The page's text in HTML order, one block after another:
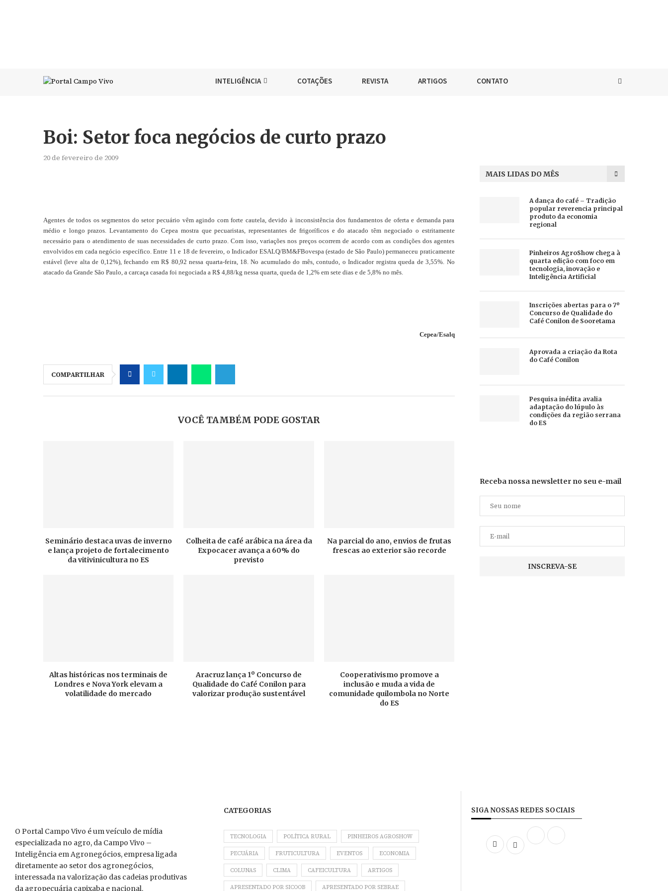
INTELIGÊNCIA COTAÇÕES REVISTA ARTIGOS CONTATO
Boi: Setor foca negócios de curto prazo
20 de fevereiro de 2009
Agentes de todos os segmentos do setor pecuário vêm agindo com forte cautela, devido à inconsistência dos fundamentos de oferta e demanda para
médio e longo prazos. Levantamento do Cepea mostra que pecuaristas, representantes de frigoríficos e do atacado têm negociado o estritamente
necessário para o atendimento de suas necessidades de curto prazo. Com isso, variações nos preços ocorrem de acordo com as condições dos agentes
envolvidos em cada negócio específico. Entre 11 e 18 de fevereiro, o Indicador ESALQ/BM&FBovespa (estado de São Paulo) permaneceu praticamente
estável (leve alta de 0,12%), fechando em R$ 80,92 nessa quarta-feira, 18. No acumulado do mês, contudo, o Indicador registra queda de 3,55%. No
atacado da Grande São Paulo, a carcaça casada foi negociada a R$ 4,88/kg nessa quarta, queda de 1,2% em sete dias e de 5,8% no mês.
Cepea/Esalq
COMPARTILHAR
VOCÊ TAMBÉM PODE GOSTAR
Seminário destaca uvas de inverno
e lança projeto de fortalecimento
da vitivinicultura no ES
Colheita de café arábica na área da
Expocacer avança a 60% do
previsto
Na parcial do ano, envios de frutas
frescas ao exterior são recorde
Altas históricas nos terminais de
Londres e Nova York elevam a
volatilidade do mercado
Aracruz lança 1º Concurso de
Qualidade do Café Conilon para
valorizar produção sustentável
Cooperativismo promove a
inclusão e muda a vida de
comunidade quilombola no Norte
do ES
MAIS LIDAS DO MÊS
A dança do café – Tradição
popular reverencia principal
produto da economia
regional
Pinheiros AgroShow chega à
quarta edição com foco em
tecnologia, inovação e
Inteligência Artificial
Inscrições abertas para o 7º
Concurso de Qualidade do
Café Conilon de Sooretama
Aprovada a criação da Rota
do Café Conilon
Pesquisa inédita avalia
adaptação do lúpulo às
condições da região serrana
do ES
Receba nossa newsletter no seu e-mail
O Portal Campo Vivo é um veículo de mídia
especializada no agro, da Campo Vivo –
Inteligência em Agronegócios, empresa ligada
diretamente ao setor dos agronegócios,
interessada na valorização das cadeias produtivas
da agropecuária capixaba e nacional.
CATEGORIAS
TECNOLOGIA POLÍTICA RURAL PINHEIROS AGROSHOW
PECUÁRIA FRUTICULTURA EVENTOS ECONOMIA
COLUNAS CLIMA CAFEICULTURA ARTIGOS
APRESENTADO POR SICOOB APRESENTADO POR SEBRAE
SIGA NOSSAS REDES SOCIAIS